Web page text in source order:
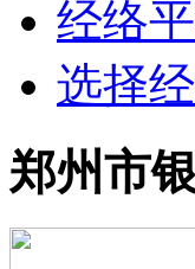
经络
选择
郑州市